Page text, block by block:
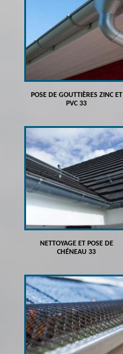
POSE DE GOUTTIÈRES ZINC ET
PVC 33
NETTOYAGE ET POSE DE
CHÉNEAU 33